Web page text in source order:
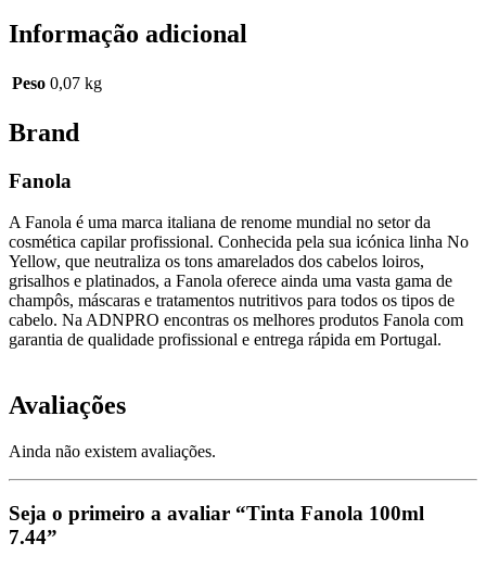
Informação adicional
Peso 0,07 kg
Brand
Fanola
A Fanola é uma marca italiana de renome mundial no setor da
cosmética capilar profissional. Conhecida pela sua icónica linha No
Yellow, que neutraliza os tons amarelados dos cabelos loiros,
grisalhos e platinados, a Fanola oferece ainda uma vasta gama de
champôs, máscaras e tratamentos nutritivos para todos os tipos de
cabelo. Na ADNPRO encontras os melhores produtos Fanola com
garantia de qualidade profissional e entrega rápida em Portugal.
Avaliações
Ainda não existem avaliações.
Seja o primeiro a avaliar “Tinta Fanola 100ml
7.44”